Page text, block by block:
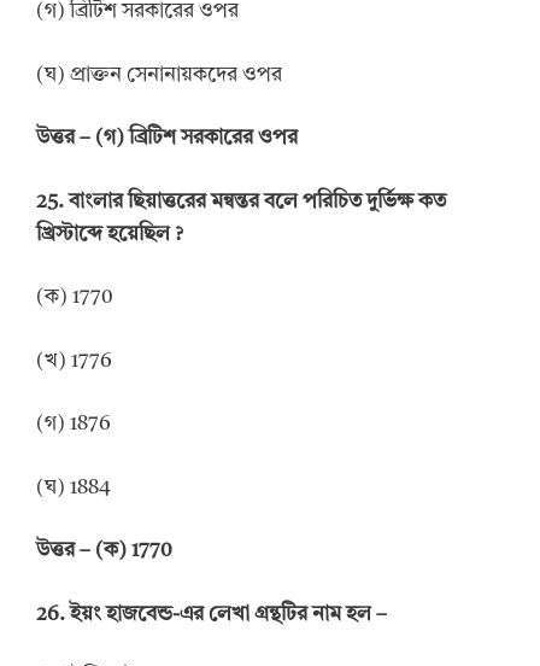
(গ) ব্রিটিশ সরকারের ওপর
(ঘ) প্রাক্তন সেনানায়কদের ওপর
উত্তর– (গ) ব্রিটিশ সরকারের ওপর
25.বাংলার ছিয়াত্তরের মন্বন্তর বলে পরিচিত দুর্ভিক্ষ কত
খ্রিস্টাব্দে হয়েছিল ?
(ক) 1770
(খ) 1776
(গ) 1876
(ঘ) 1884
উত্তর– (ক) 1770
26.ইয়ং হাজবেন্ড-এর লেখা গ্রন্থটির নাম হল–